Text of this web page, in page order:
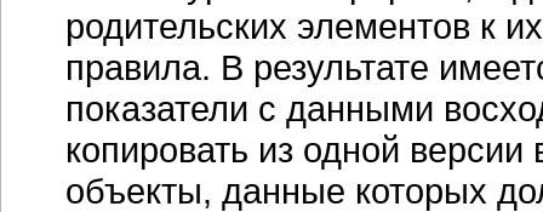
родительских элементов к
правила. В результате
показатели с данными
копировать из одной
объекты, данные которых